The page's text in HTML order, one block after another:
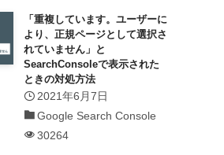
「重複しています。ユーザーに
より、正規ページとして選択さ
れていません」と
SearchConsoleで表示された
ときの対処方法
2021年6月7日
Google Search Console
30264